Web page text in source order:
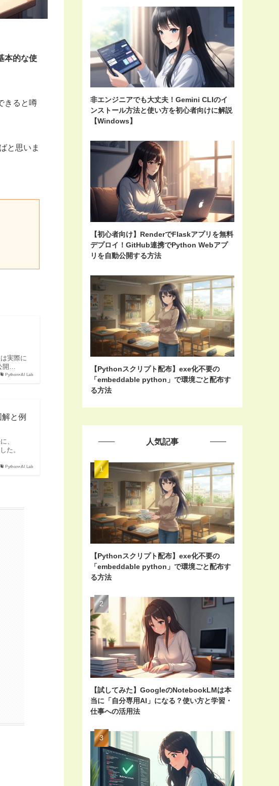
本的な使
きると噂
と思いま
Python×AI Lab
実際に
開…
Python×AI Lab
と例
、
た。
非エンジニアでも大丈夫！Gemini CLIのイ
ンストール方法と使い方を初心者向けに解説
【Windows】
【初心者向け】RenderでFlaskアプリを無料
デプロイ！GitHub連携でPython Webアプ
リを自動公開する方法
【Pythonスクリプト配布】exe化不要の
「embeddable python」で環境ごと配布す
る方法
人気記事
【Pythonスクリプト配布】exe化不要の
「embeddable python」で環境ごと配布す
る方法
【試してみた】GoogleのNotebookLMは本
当に「自分専用AI」になる？使い方と学習・
仕事への活用法